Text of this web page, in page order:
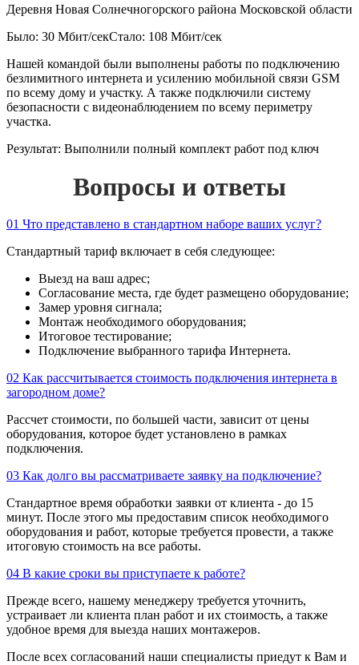
Деревня Новая Солнечногорского района Московской области
Было: 30 Мбит/секСтало: 108 Мбит/сек
Нашей командой были выполнены работы по подключению
безлимитного интернета и усилению мобильной связи GSM
по всему дому и участку. А также подключили систему
безопасности с видеонаблюдением по всему периметру
участка.
Результат: Выполнили полный комплект работ под ключ
Вопросы и ответы
01 Что представлено в стандартном наборе ваших услуг?
Стандартный тариф включает в себя следующее:
Выезд на ваш адрес;
Согласование места, где будет размещено оборудование;
Замер уровня сигнала;
Монтаж необходимого оборудования;
Итоговое тестирование;
Подключение выбранного тарифа Интернета.
02 Как рассчитывается стоимость подключения интернета в
загородном доме?
Рассчет стоимости, по большей части, зависит от цены
оборудования, которое будет установлено в рамках
подключения.
03 Как долго вы рассматриваете заявку на подключение?
Стандартное время обработки заявки от клиента - до 15
минут. После этого мы предоставим список необходимого
оборудования и работ, которые требуется провести, а также
итоговую стоимость на все работы.
04 В какие сроки вы приступаете к работе?
Прежде всего, нашему менеджеру требуется уточнить,
устраивает ли клиента план работ и их стоимость, а также
удобное время для выезда наших монтажеров.
После всех согласований наши специалисты приедут к Вам и